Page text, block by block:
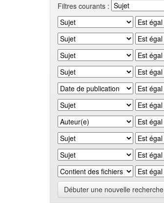
Filtres courants :
Débuter une nouvelle recherche